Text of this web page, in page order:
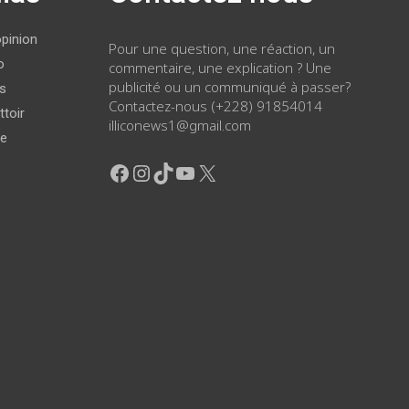
Pour une question, une réaction, un
commentaire, une explication ? Une
publicité ou un communiqué à passer?
Contactez-nous (+228) 91854014
illiconews1@gmail.com
Facebook
Instagram
TikTok
YouTube
X